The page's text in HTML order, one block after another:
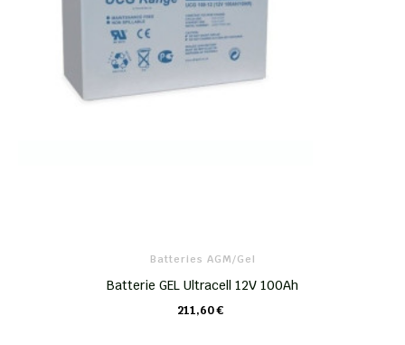
Batteries AGM/Gel
Batterie GEL Ultracell 12V 100Ah
211,60 €
CHARIOT